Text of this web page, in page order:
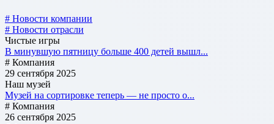
# Новости компании
# Новости отрасли
Чистые игры
В минувшую пятницу больше 400 детей вышл...
# Компания
29 сентября 2025
Наш музей
Музей на сортировке теперь — не просто о...
# Компания
26 сентября 2025